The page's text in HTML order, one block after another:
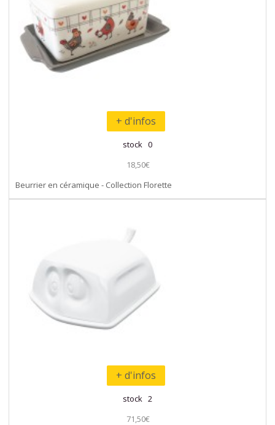
+ d'infos
stock 0
18,50€
Beurrier en céramique - Collection Florette
+ d'infos
stock 2
71,50€